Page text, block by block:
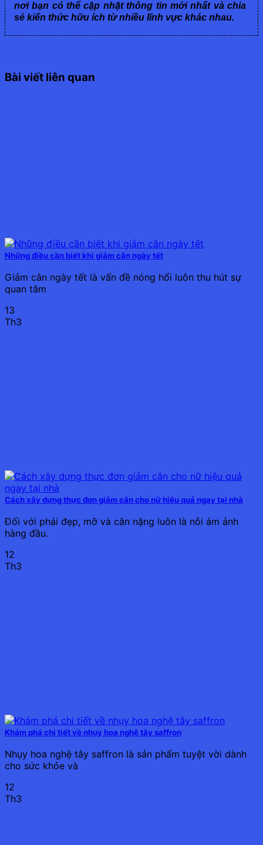
nơi bạn có thể cập nhật thông tin mới nhất và chia
sẻ kiến thức hữu ích từ nhiều lĩnh vực khác nhau.
Bài viết liên quan
Những điều cần biết khi giảm cân ngày tết
Giảm cân ngày tết là vấn đề nóng hổi luôn thu hút sự
quan tâm
13
Th3
Cách xây dựng thực đơn giảm cân cho nữ hiệu quả ngay tại nhà
Đối với phái đẹp, mỡ và cân nặng luôn là nỗi ám ảnh
hàng đầu.
12
Th3
Khám phá chi tiết về nhụy hoa nghệ tây saffron
Nhụy hoa nghệ tây saffron là sản phẩm tuyệt vời dành
cho sức khỏe và
12
Th3